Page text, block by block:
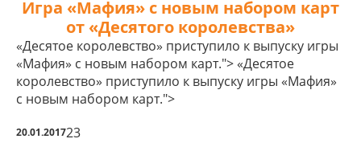
Игра «Мафия» с новым набором карт
от «Десятого королевства»
«Десятое королевство» приступило к выпуску игры
«Мафия» с новым набором карт."> «Десятое
королевство» приступило к выпуску игры «Мафия»
с новым набором карт.">
20.01.201723